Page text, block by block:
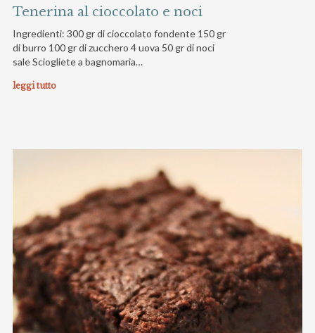
Tenerina al cioccolato e noci
Ingredienti: 300 gr di cioccolato fondente 150 gr
di burro 100 gr di zucchero 4 uova 50 gr di noci
sale Sciogliete a bagnomaria…
leggi tutto